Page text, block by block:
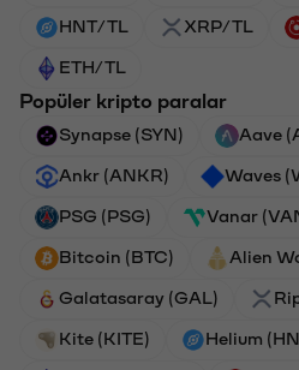
HNT/TL XRP/TL
ETH/TL
Popüler kripto paralar
Synapse (SYN) Aave
Ankr (ANKR) Waves
PSG (PSG) Vanar
Bitcoin (BTC) Alien
Galatasaray (GAL)
Kite (KITE) Helium